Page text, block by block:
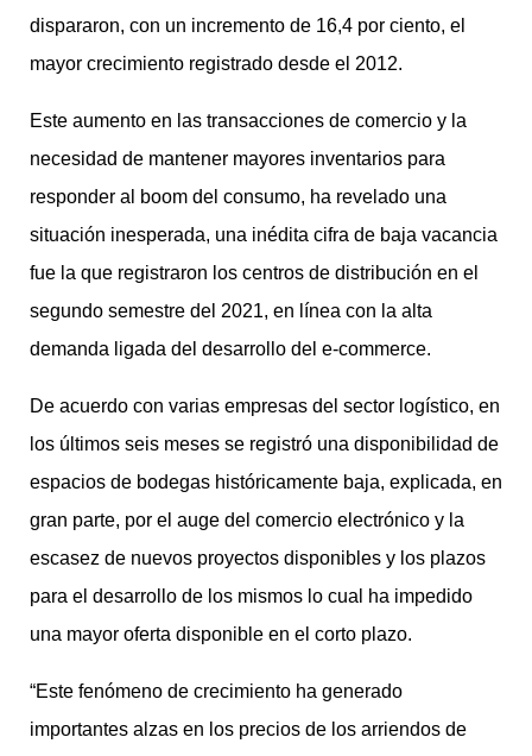
dispararon, con un incremento de 16,4 por ciento, el
mayor crecimiento registrado desde el 2012.
Este aumento en las transacciones de comercio y la
necesidad de mantener mayores inventarios para
responder al boom del consumo, ha revelado una
situación inesperada, una inédita cifra de baja vacancia
fue la que registraron los centros de distribución en el
segundo semestre del 2021, en línea con la alta
demanda ligada del desarrollo del e-commerce.
De acuerdo con varias empresas del sector logístico, en
los últimos seis meses se registró una disponibilidad de
espacios de bodegas históricamente baja, explicada, en
gran parte, por el auge del comercio electrónico y la
escasez de nuevos proyectos disponibles y los plazos
para el desarrollo de los mismos lo cual ha impedido
una mayor oferta disponible en el corto plazo.
“Este fenómeno de crecimiento ha generado
importantes alzas en los precios de los arriendos de